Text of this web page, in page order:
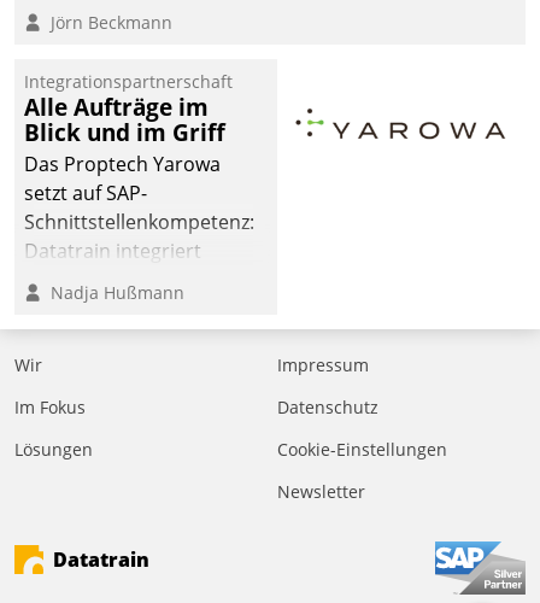
Jörn Beckmann
Integrationspartnerschaft
Alle Aufträge im
Blick und im Griff
Das Proptech Yarowa
setzt auf SAP-
Schnittstellenkompetenz:
Datatrain integriert
Yarowas Portal zur
Vergabe und Verwaltung
von Aufträgen der
operativen
Instandhaltung in die
deutscher
den Weg vom
Mieteranliegen zum
Nadja Hußmann
Wir
Im Fokus
Lösungen
Impressum
Datenschutz
Cookie-Einstellungen
Newsletter
Datatrain